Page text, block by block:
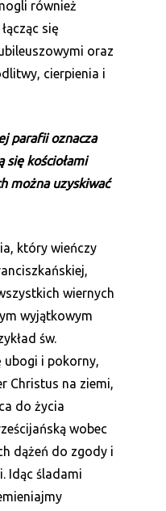
również
się
oraz
cierpienia i
parafii oznacza
się kościołami
można uzyskiwać
który wieńczy
wiernych
wyjątkowym
św.
ubogi i pokorny,
Christus na ziemi,
do życia
wobec
dążeń do zgody i
Idąc śladami